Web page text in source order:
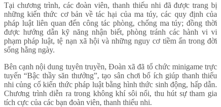
Tại chương trình, các đoàn viên, thanh thiếu nhi đã được trang bị
những kiến thức cơ bản về tác hại của ma túy, các quy định của
pháp luật liên quan đến công tác phòng, chống ma túy; đồng thời
được hướng dẫn kỹ năng nhận biết, phòng tránh các hành vi vi
phạm pháp luật, tệ nạn xã hội và những nguy cơ tiềm ẩn trong đời
sống hằng ngày.
Bên cạnh nội dung tuyên truyền, Đoàn xã đã tổ chức minigame trực
tuyến “Bậc thầy săn thưởng”, tạo sân chơi bổ ích giúp thanh thiếu
nhi củng cố kiến thức pháp luật bằng hình thức sinh động, hấp dẫn.
Chương trình diễn ra trong không khí sôi nổi, thu hút sự tham gia
tích cực của các bạn đoàn viên, thanh thiếu nhi.